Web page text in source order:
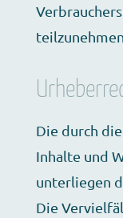
teilzunehmen.
Die durch
Inhalte und
unterliegen
Die